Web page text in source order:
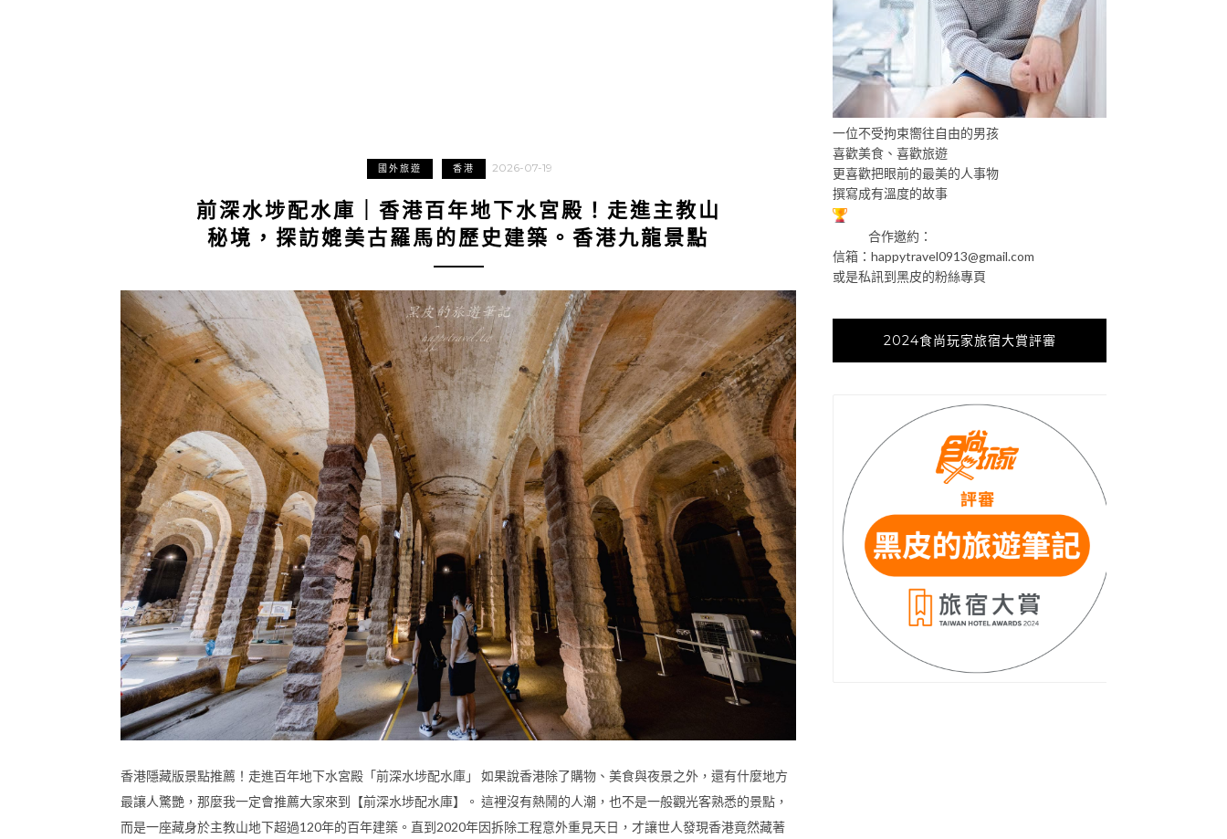
國外旅遊 香港 2026-07-19
前深水埗配水庫｜香港百年地下水宮殿！走進主教山
秘境，探訪媲美古羅馬的歷史建築。香港九龍景點
香港隱藏版景點推薦！走進百年地下水宮殿「前深水埗配水庫」 如果說香港除了購物、美食與夜景之外，還有什麼地方
最讓人驚艷，那麼我一定會推薦大家來到【前深水埗配水庫】。 這裡沒有熱鬧的人潮，也不是一般觀光客熟悉的景點，
而是一座藏身於主教山地下超過120年的百年建築。直到2020年因拆除工程意外重見天日，才讓世人發現香港竟然藏著
一位不受拘束嚮往自由的男孩
喜歡美食、喜歡旅遊
更喜歡把眼前的最美的人事物
撰寫成有溫度的故事
合作邀約：
信箱： happytravel0913@gmail.com
或是私訊到黑皮的粉絲專頁
2024食尚玩家旅宿大賞評審